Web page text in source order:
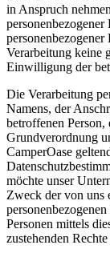
in Anspruch
Verarbeitung keine
Einwilligung der
Die Verarbeitung
Namens, der
betroffenen
Grundverordnung
CamperOase
möchte unser
Zweck der von uns
Personen mittels
zustehenden